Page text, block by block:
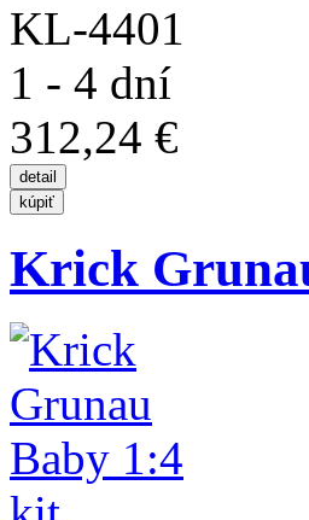
KL-4401
1 - 4 dní
312,24 €
Krick